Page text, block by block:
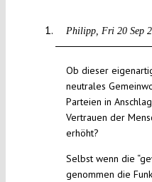
Philipp Fri 20 Sep
Ob dieser
neutrales
Parteien in
Vertrauen der
erhöht?
Selbst wenn die
genommen die